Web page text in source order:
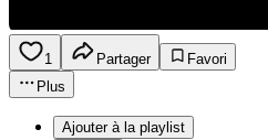
1 Partager
Favori
Plus
Ajouter à la playlist